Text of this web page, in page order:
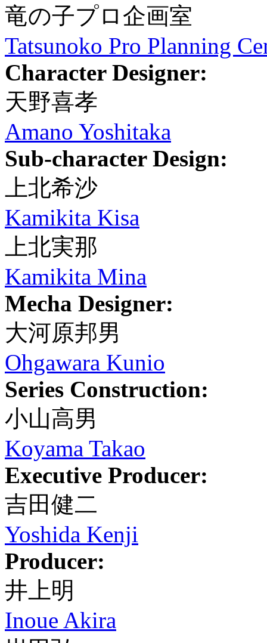
竜の子プロ企画室
Tatsunoko Pro Planning
Character Designer:
天野喜孝
Amano Yoshitaka
Sub-character Design:
上北希沙
Kamikita Kisa
上北実那
Kamikita Mina
Mecha Designer:
大河原邦男
Ohgawara Kunio
Series Construction:
小山高男
Koyama Takao
Executive Producer:
吉田健二
Yoshida Kenji
Producer:
井上明
Inoue Akira